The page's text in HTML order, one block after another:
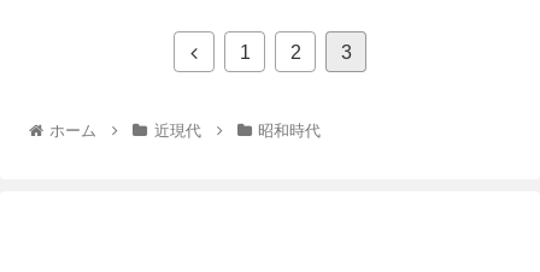
1 2 3
ホーム 近現代 昭和時代